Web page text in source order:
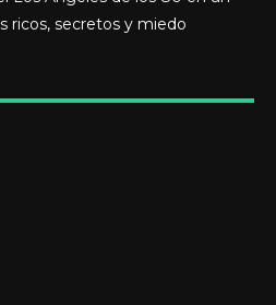
ricos, secretos y miedo